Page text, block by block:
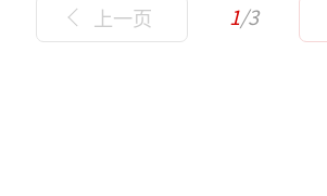
上一页 1/3